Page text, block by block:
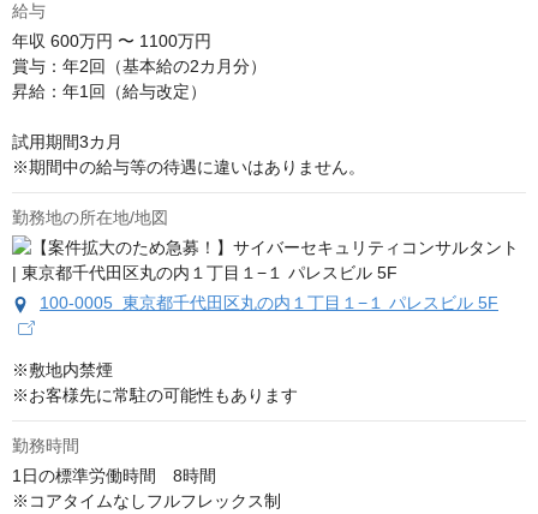
給与
年収 600万円 〜 1100万円
賞与：年2回（基本給の2カ月分）
昇給：年1回（給与改定）
試用期間3カ月
※期間中の給与等の待遇に違いはありません。
勤務地の所在地/地図
100-0005 東京都千代田区丸の内１丁目１−１ パレスビル 5F
※敷地内禁煙
※お客様先に常駐の可能性もあります
勤務時間
1日の標準労働時間　8時間
※コアタイムなしフルフレックス制